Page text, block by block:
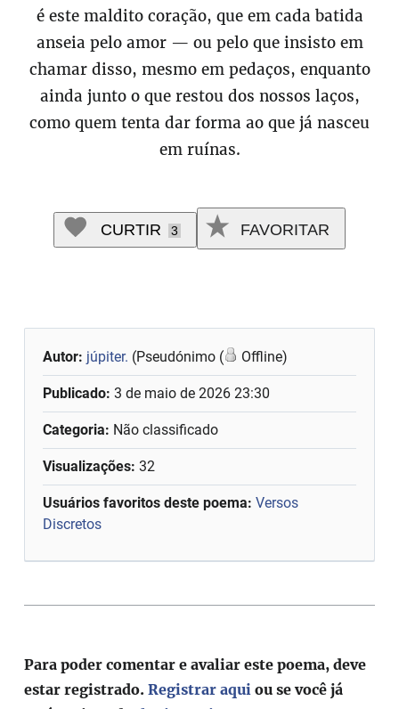
é este maldito coração, que em cada batida
anseia pelo amor — ou pelo que insisto em
chamar disso, mesmo em pedaços, enquanto
ainda junto o que restou dos nossos laços,
como quem tenta dar forma ao que já nasceu
em ruínas.
CURTIR 3 FAVORITAR
Autor: júpiter. (Pseudónimo ( Offline)
Publicado:3 de maio de 2026 23:30
Categoria: Não classificado
Visualizações: 32
Usuários favoritos deste poema: Versos
Discretos
Para poder comentar e avaliar este poema, deve
estar registrado.Registrar aqui ou se você já